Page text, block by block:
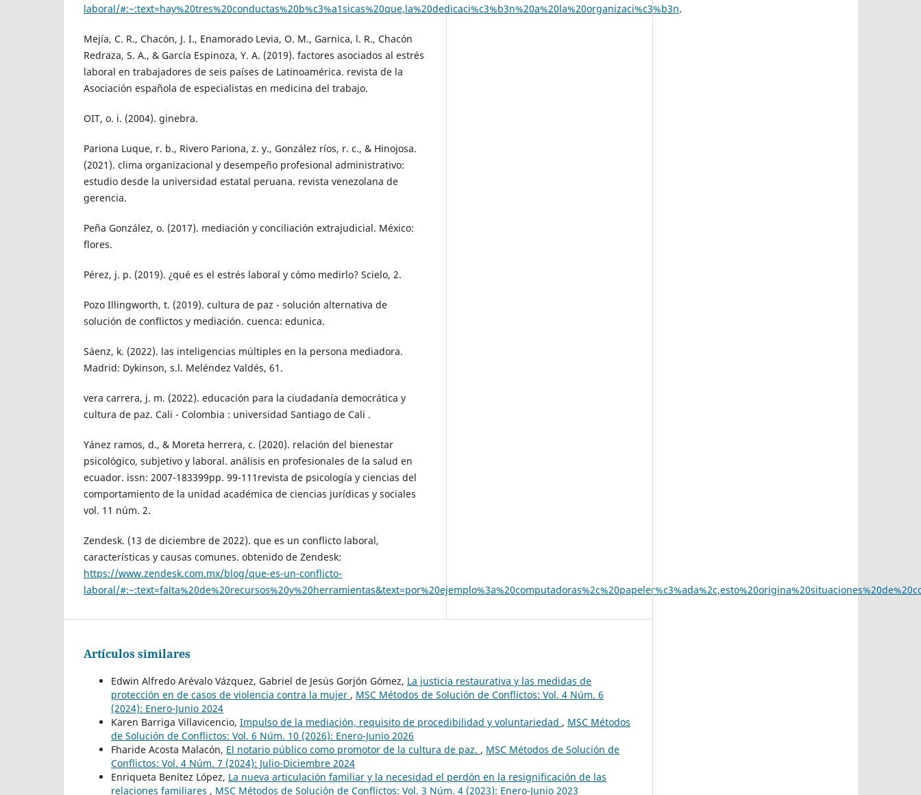
laboral/#:~:text=hay%20tres%20conductas%20b%c3%a1sicas%20que,la%20dedicaci%c3%b3n%20a%20la%20organizaci%c3%b3n.
Mejía, C. R., Chacón, J. I., Enamorado Levia, O. M., Garnica, l. R., Chacón
Redraza, S. A., & García Espinoza, Y. A. (2019). factores asociados al estrés
laboral en trabajadores de seis países de Latinoamérica. revista de la
Asociación española de especialistas en medicina del trabajo.
OIT, o. i. (2004). ginebra.
Pariona Luque, r. b., Rivero Pariona, z. y., González ríos, r. c., & Hinojosa.
(2021). clima organizacional y desempeño profesional administrativo:
estudio desde la universidad estatal peruana. revista venezolana de
gerencia.
Peña González, o. (2017). mediación y conciliación extrajudicial. México:
flores.
Pérez, j. p. (2019). ¿qué es el estrés laboral y cómo medirlo? Scielo, 2.
Pozo Illingworth, t. (2019). cultura de paz - solución alternativa de
solución de conflictos y mediación. cuenca: edunica.
Sáenz, k. (2022). las inteligencias múltiples en la persona mediadora.
Madrid: Dykinson, s.l. Meléndez Valdés, 61.
vera carrera, j. m. (2022). educación para la ciudadanía democrática y
cultura de paz. Cali - Colombia : universidad Santiago de Cali .
Yánez ramos, d., & Moreta herrera, c. (2020). relación del bienestar
psicológico, subjetivo y laboral. análisis en profesionales de la salud en
ecuador. issn: 2007-183399pp. 99-111revista de psicología y ciencias del
comportamiento de la unidad académica de ciencias jurídicas y sociales
vol. 11 núm. 2.
Zendesk. (13 de diciembre de 2022). que es un conflicto laboral,
características y causas comunes. obtenido de Zendesk:
https://www.zendesk.com.mx/blog/que-es-un-conflicto-
laboral/
Artículos similares
Edwin Alfredo Arévalo Vázquez, Gabriel de Jesús Gorjón Gómez, La justicia restaurativa y las medidas de
protección en de casos de violencia contra la mujer , MSC Métodos de Solución de Conflictos: Vol. 4 Núm. 6
(2024): Enero-Junio 2024
Karen Barriga Villavicencio, Impulso de la mediación, requisito de procedibilidad y voluntariedad , MSC Métodos
de Solución de Conflictos: Vol. 6 Núm. 10 (2026): Enero-Junio 2026
Fharide Acosta Malacón, El notario público como promotor de la cultura de paz. , MSC Métodos de Solución de
Conflictos: Vol. 4 Núm. 7 (2024): Julio-Diciembre 2024
Enriqueta Benítez López, La nueva articulación familiar y la necesidad el perdón en la resignificación de las
relaciones familiares , MSC Métodos de Solución de Conflictos: Vol. 3 Núm. 4 (2023): Enero-Junio 2023